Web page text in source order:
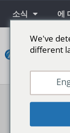
소식 에
We've
different